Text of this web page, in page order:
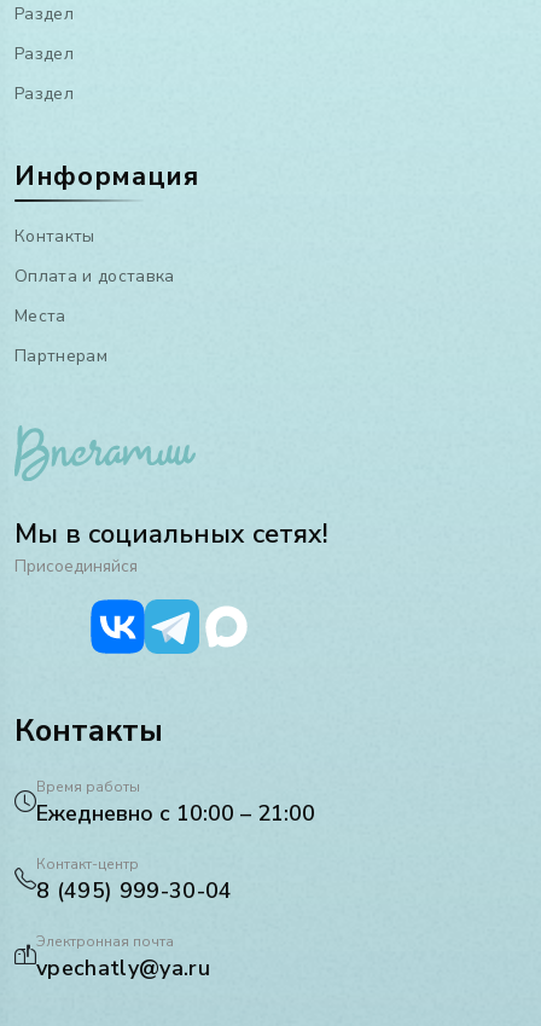
Раздел
Раздел
Раздел
Информация
Контакты
Оплата и доставка
Места
Партнерам
Мы в социальных сетях!
Присоединяйся
Контакты
Время работы
Ежедневно с 10:00 – 21:00
Контакт-центр
8 (495) 999-30-04
Электронная почта
vpechatly@ya.ru